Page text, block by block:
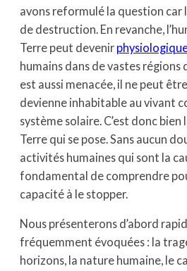
avons reformulé la question car
de destruction. En revanche,
Terre peut devenir
humains dans de vastes
est aussi menacée, il ne peut
devienne inhabitable au vivant
système solaire. C’est donc
Terre qui se pose. Sans aucun
activités humaines qui sont la
fondamental de comprendre
capacité à le stopper.
Nous présenterons d’abord
fréquemment évoquées : la
horizons, la nature humaine, le